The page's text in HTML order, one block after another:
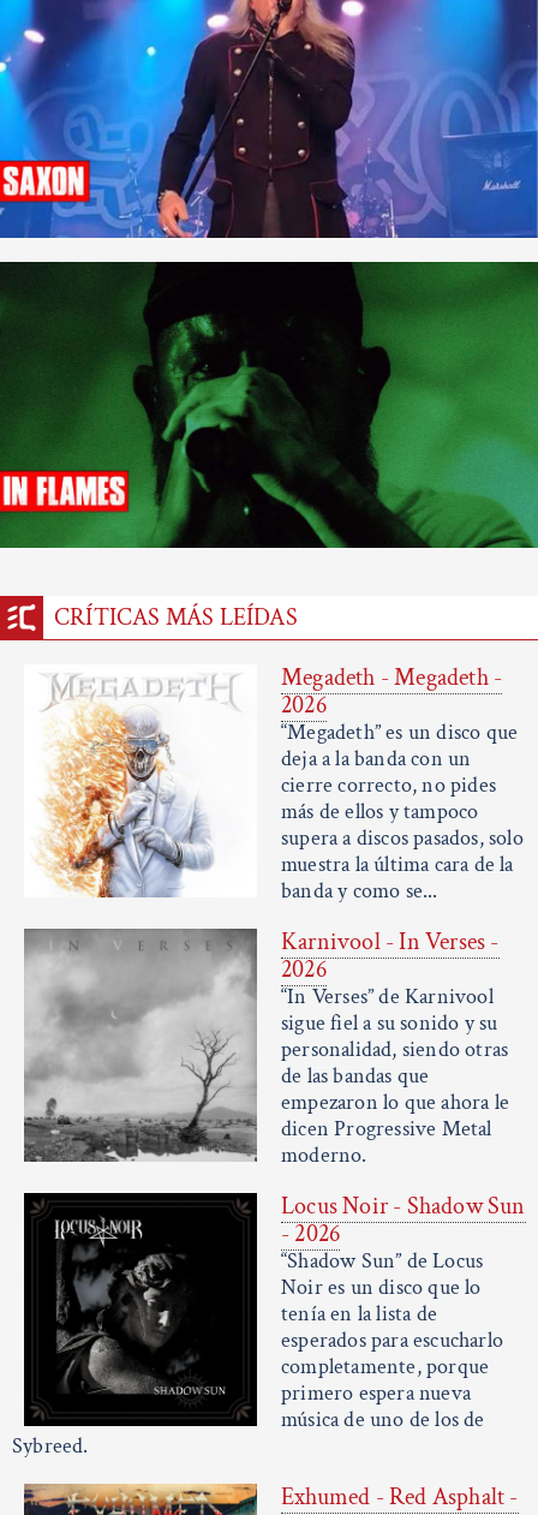
CRÍTICAS MÁS LEÍDAS
Megadeth - Megadeth -
2026
“Megadeth” es un disco que
deja a la banda con un
cierre correcto, no pides
más de ellos y tampoco
supera a discos pasados, solo
muestra la última cara de la
banda y como se...
Karnivool - In Verses -
2026
“In Verses” de Karnivool
sigue fiel a su sonido y su
personalidad, siendo otras
de las bandas que
empezaron lo que ahora le
dicen Progressive Metal
moderno.
Locus Noir - Shadow Sun
- 2026
“Shadow Sun” de Locus
Noir es un disco que lo
tenía en la lista de
esperados para escucharlo
completamente, porque
primero espera nueva
música de uno de los de
Sybreed.
Exhumed - Red Asphalt -